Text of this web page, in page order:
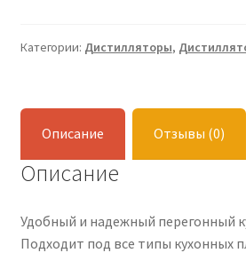
Люкс
кламп
под
тэн.
Категории: Дистилляторы,
Описание Отзывы (0)
Описание
Удобный и надежный перегонный
Подходит под все типы кухонных